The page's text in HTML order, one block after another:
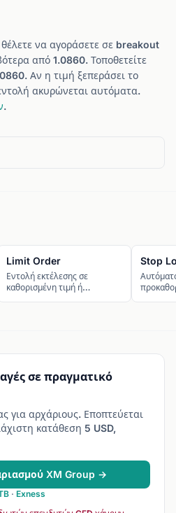
να αγοράσετε σε breakout
από 1.0860. Τοποθετείτε
Αν η τιμή ξεπεράσει το
ακυρώνεται αυτόματα.
.
Limit Order
Εντολή εκτέλεσης σε
καθορισμένη τιμή ή
Stop
σε πραγματικό
για αρχάριους. Εποπτεύεται
κατάθεση 5 USD,
XM Group →
· Exness